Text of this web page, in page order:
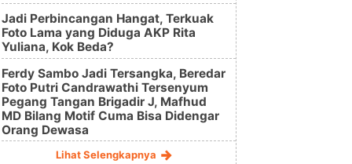
Jadi Perbincangan Hangat, Terkuak
Foto Lama yang Diduga AKP Rita
Yuliana, Kok Beda?
Ferdy Sambo Jadi Tersangka, Beredar
Foto Putri Candrawathi Tersenyum
Pegang Tangan Brigadir J, Mafhud
MD Bilang Motif Cuma Bisa Didengar
Orang Dewasa
Lihat Selengkapnya